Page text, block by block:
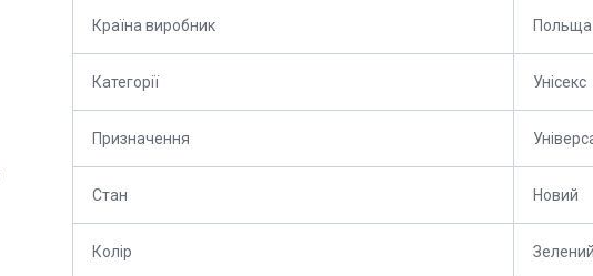
Країна виробник Польща
Категорії Унісекс
Призначення
Стан Новий
Колір Зелений